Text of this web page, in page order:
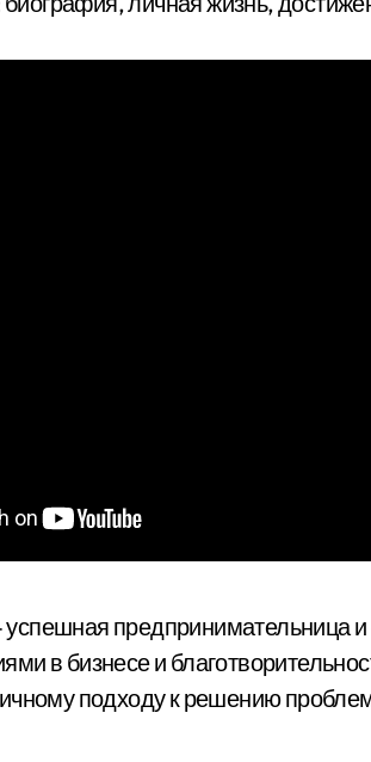
предпринимательница
в бизнесе и
подходу к решению